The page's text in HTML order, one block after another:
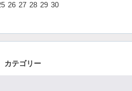
26 27 28 29 30
カテゴリー